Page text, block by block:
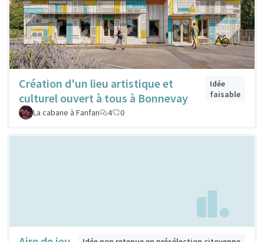
Création d'un lieu artistique et
culturel ouvert à tous à Bonnevay
Idée
faisable
La cabane à Fanfan
4 0